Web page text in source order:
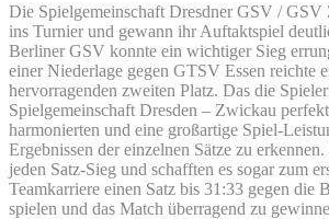
Die Spielgemeinschaft Dresdner GSV / GSV
ins Turnier und gewann ihr Auftaktspiel
Berliner GSV konnte ein wichtiger Sieg
einer Niederlage gegen GTSV Essen reichte
hervorragenden zweiten Platz. Das die
Spielgemeinschaft Dresden – Zwickau
harmonierten und eine großartige Spiel-
Ergebnissen der einzelnen Sätze zu
jeden Satz-Sieg und schafften es sogar zum
Teamkarriere einen Satz bis 31:33 gegen die
spielen und das Match überragend zu